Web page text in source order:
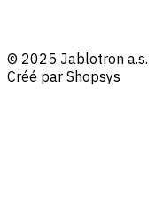
© 2025 Jablotron a.s.
Créé par Shopsys